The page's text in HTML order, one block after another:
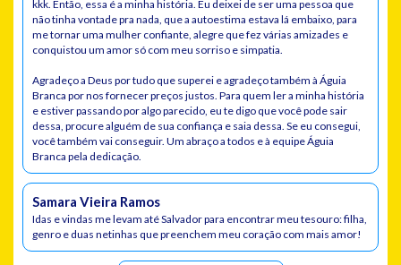
kkk. Então, essa é a minha história. Eu deixei de ser uma pessoa que
não tinha vontade pra nada, que a autoestima estava lá embaixo, para
me tornar uma mulher confiante, alegre que fez várias amizades e
conquistou um amor só com meu sorriso e simpatia.
Agradeço a Deus por tudo que superei e agradeço também à Águia
Branca por nos fornecer preços justos. Para quem ler a minha história
e estiver passando por algo parecido, eu te digo que você pode sair
dessa, procure alguém de sua confiança e saia dessa. Se eu consegui,
você também vai conseguir. Um abraço a todos e à equipe Águia
Branca pela dedicação.
Samara Vieira Ramos
Idas e vindas me levam até Salvador para encontrar meu tesouro: filha,
genro e duas netinhas que preenchem meu coração com mais amor!